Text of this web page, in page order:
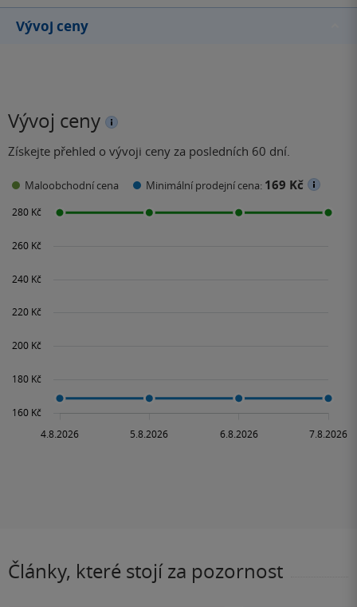
Vývoj ceny
Vývoj ceny
Získejte přehled o vývoji ceny za posledních 60 dní.
Maloobchodní cena Minimální prodejní cena: 169 Kč
Články, které stojí za pozornost